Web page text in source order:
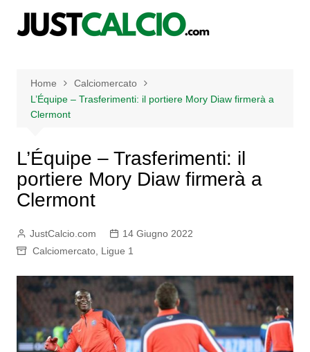
Home
Calciomercato
L’Équipe – Trasferimenti: il portiere Mory Diaw firmerà a
Clermont
L’Équipe – Trasferimenti: il
portiere Mory Diaw firmerà a
Clermont
JustCalcio.com
14 Giugno 2022
Calciomercato, Ligue 1